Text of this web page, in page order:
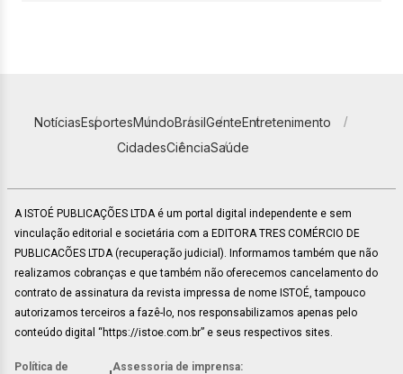
NotíciasEsportesMundoBrasilGenteEntretenimento
CidadesCiênciaSaúde
A ISTOÉ PUBLICAÇÕES LTDA é um portal digital independente e sem
vinculação editorial e societária com a EDITORA TRES COMÉRCIO DE
PUBLICACÕES LTDA (recuperação judicial). Informamos também que não
realizamos cobranças e que também não oferecemos cancelamento do
contrato de assinatura da revista impressa de nome ISTOÉ, tampouco
autorizamos terceiros a fazê-lo, nos responsabilizamos apenas pelo
conteúdo digital “https://istoe.com.br” e seus respectivos sites.
Política de Assessoria de imprensa: